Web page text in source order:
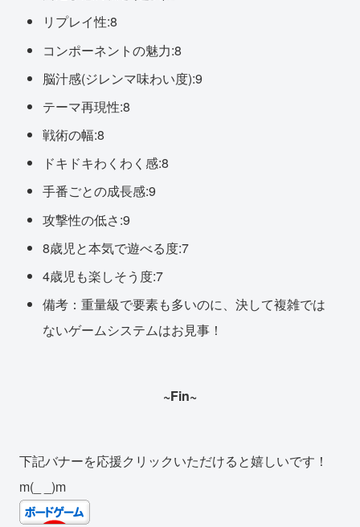
リプレイ性:8
コンポーネントの魅力:8
脳汁感(ジレンマ味わい度):9
テーマ再現性:8
戦術の幅:8
ドキドキわくわく感:8
手番ごとの成長感:9
攻撃性の低さ:9
8歳児と本気で遊べる度:7
4歳児も楽しそう度:7
備考：重量級で要素も多いのに、決して複雑では
ないゲームシステムはお見事！
~Fin~
下記バナーを応援クリックいただけると嬉しいです！
m(_ _)m